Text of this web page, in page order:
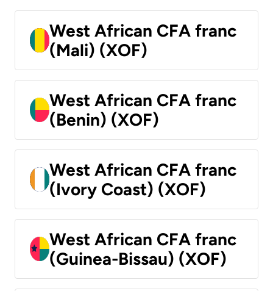
West African CFA franc
(Mali) (XOF)
West African CFA franc
(Benin) (XOF)
West African CFA franc
(Ivory Coast) (XOF)
West African CFA franc
(Guinea-Bissau) (XOF)